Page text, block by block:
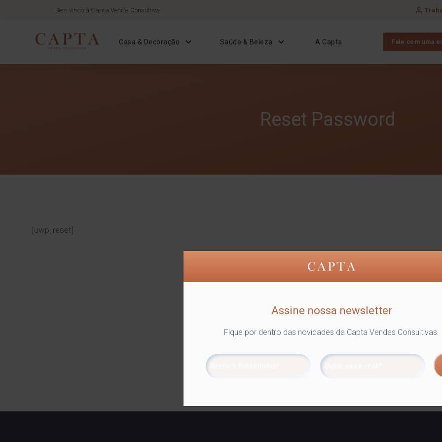
Bem vindo à Capta Venda Consultiva
Casa & Decoração Saúde & Beleza A Capta Fale com uma
Reset Password
[uwp_reset]
Assine nossa newsletter
Fique por dentro das novidades da Capta Vendas Consultivas.